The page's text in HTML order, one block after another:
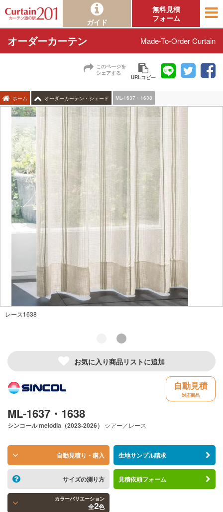
ガイド
無料見積
フォーム
オーダーカーテン Made-To-Order Curtain
このページを
シェアする
URLコピー
ホーム オーダーカーテン・シェード ML-1637・1638
レース1638
お気に入り商品リストに追加
自動見積
対応商品
ML-1637・1638
シンコールmelodia（2023-2026） シアー／レース
自動見積り・購入 生地サンプル請求
サイズの測り方 見積依頼フォーム
カラーバリエーション
全2色